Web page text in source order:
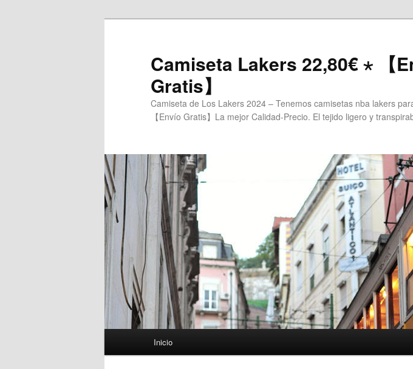
Camiseta Lakers 22,80€ ⋆ 【
Gratis】
Camiseta de Los Lakers 2024 – Tenemos camisetas nba lakers
【Envío Gratis】La mejor Calidad-Precio. El tejido ligero y
Inicio